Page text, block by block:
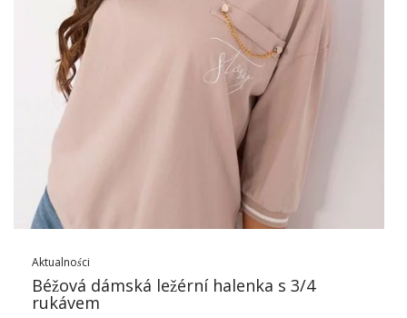
pokožce a zároveň odolné a odolné proti opotřebení. Můžeme
jej nosit po celý rok, bez ohledu na roční období.
Kde najít šeříkový dámský sako
bez zapínání OCH BELLA?
Nejlepší místo pro …
Aktualności
Béžová dámská ležérní halenka s 3/4
rukávem